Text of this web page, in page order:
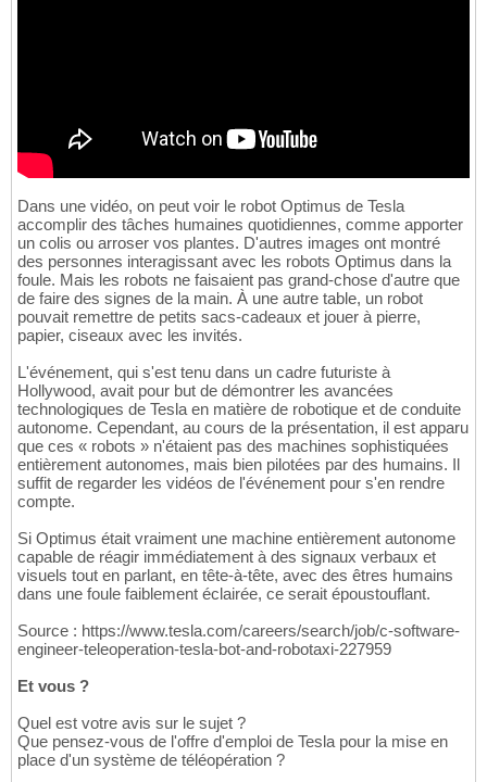
Dans une vidéo, on peut voir le robot Optimus de Tesla
accomplir des tâches humaines quotidiennes, comme apporter
un colis ou arroser vos plantes. D'autres images ont montré
des personnes interagissant avec les robots Optimus dans la
foule. Mais les robots ne faisaient pas grand-chose d'autre que
de faire des signes de la main. À une autre table, un robot
pouvait remettre de petits sacs-cadeaux et jouer à pierre,
papier, ciseaux avec les invités.
L'événement, qui s'est tenu dans un cadre futuriste à
Hollywood, avait pour but de démontrer les avancées
technologiques de Tesla en matière de robotique et de conduite
autonome. Cependant, au cours de la présentation, il est apparu
que ces « robots » n'étaient pas des machines sophistiquées
entièrement autonomes, mais bien pilotées par des humains. Il
suffit de regarder les vidéos de l'événement pour s'en rendre
compte.
Si Optimus était vraiment une machine entièrement autonome
capable de réagir immédiatement à des signaux verbaux et
visuels tout en parlant, en tête-à-tête, avec des êtres humains
dans une foule faiblement éclairée, ce serait époustouflant.
Source : https://www.tesla.com/careers/search/job/c-software-
engineer-teleoperation-tesla-bot-and-robotaxi-227959
Et vous ?
Quel est votre avis sur le sujet ?
Que pensez-vous de l'offre d'emploi de Tesla pour la mise en
place d'un système de téléopération ?